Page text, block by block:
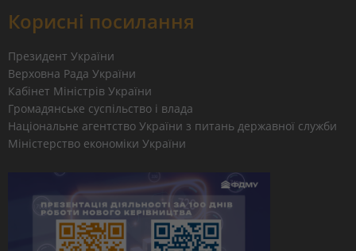
Корисні посилання
Президент України
Верховна Рада України
Кабінет Міністрів України
Громадянське суспільство і влада
Національне агентство України з питань державної служби
Міністерство економіки України